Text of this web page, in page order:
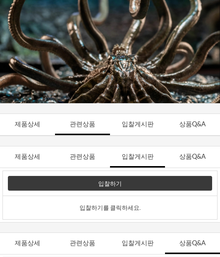
제품상세 관련상품 입찰게시판 상품Q&A
제품상세 관련상품 입찰게시판 상품Q&A
입찰하기
입찰하기를 클릭하세요.
제품상세 관련상품 입찰게시판 상품Q&A